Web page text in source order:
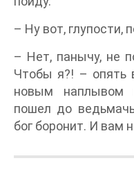
– Ну вот, глупости,
– Нет, панычу, не
Чтобы я?! – опять
новым
пошел до
бог боронит. И вам